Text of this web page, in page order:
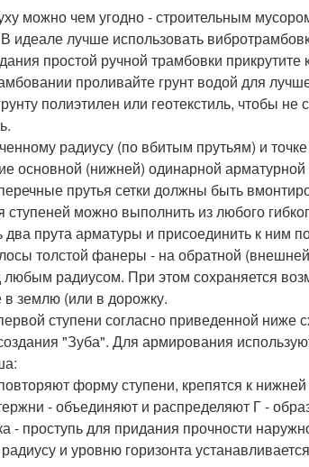
можно чем угодно - строительным
идеале лучше использовать
простой ручной трамбовки прикрутите
проливайте грунт водой для
полиэтилен или геотекстиль, чтобы не
радиусу (по вбитым прутьям) и
основной (нижней) одинарной арматурной
прутья сетки должны быть
ступеней можно выполнить из любого
прута арматуры и присоединить к ним
толстой фанеры - на обратной
любым радиусом. При этом сохраняется
землю (или в дорожку.
ступени согласно приведенной
"Зуба". Для армирования
форму ступени, крепятся к нижней
- объединяют и распределяют Г -
- проступь для придания прочности
и уровню горизонта